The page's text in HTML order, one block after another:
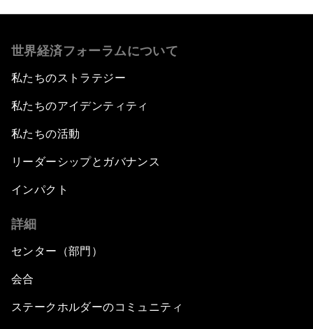
世界経済フォーラムについて
私たちのストラテジー
私たちのアイデンティティ
私たちの活動
リーダーシップとガバナンス
インパクト
詳細
センター（部門）
会合
ステークホルダーのコミュニティ